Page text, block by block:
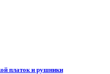
платок и рушники